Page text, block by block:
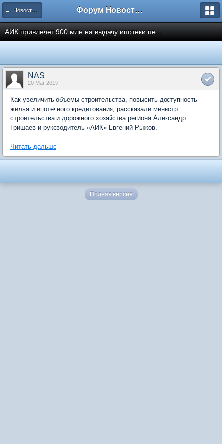
← Новости рынка недвижимости Форум Новостройки
АИК привлечет 900 млн на выдачу ипотеки пе...
NAS
20 Mar 2019
Как увеличить объемы строительства, повысить доступность
жилья и ипотечного кредитования, рассказали министр
строительства и дорожного хозяйства региона Александр
Гришаев и руководитель «АИК» Евгений Рыжов.
Читать дальше
Полная версия